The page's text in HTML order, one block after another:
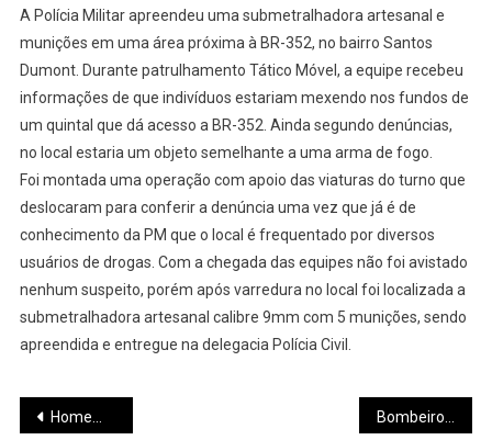
A Polícia Militar apreendeu uma submetralhadora artesanal e
munições em uma área próxima à BR-352, no bairro Santos
Dumont. Durante patrulhamento Tático Móvel, a equipe recebeu
informações de que indivíduos estariam mexendo nos fundos de
um quintal que dá acesso a BR-352. Ainda segundo denúncias,
no local estaria um objeto semelhante a uma arma de fogo.
Foi montada uma operação com apoio das viaturas do turno que
deslocaram para conferir a denúncia uma vez que já é de
conhecimento da PM que o local é frequentado por diversos
usuários de drogas. Com a chegada das equipes não foi avistado
nenhum suspeito, porém após varredura no local foi localizada a
submetralhadora artesanal calibre 9mm com 5 munições, sendo
apreendida e entregue na delegacia Polícia Civil.
Navegação
Homem é preso com 11 armas de fogo e 241 munições ilegais